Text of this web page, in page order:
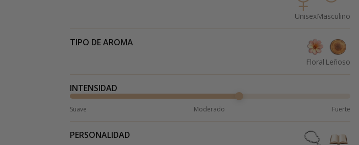
UnisexMasculino
TIPO DE AROMA
Floral Leñoso
INTENSIDAD
Suave Moderado Fuerte
PERSONALIDAD